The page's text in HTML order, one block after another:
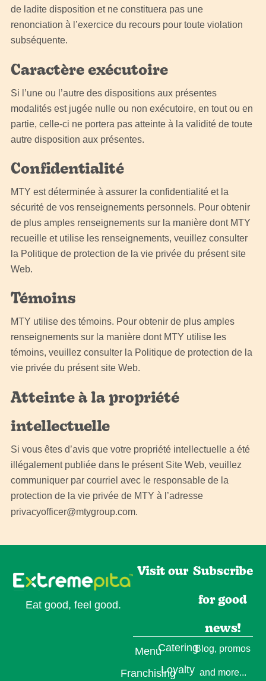
de ladite disposition et ne constituera pas une
renonciation à l’exercice du recours pour toute violation
subséquente.
Caractère exécutoire
Si l’une ou l’autre des dispositions aux présentes
modalités est jugée nulle ou non exécutoire, en tout ou en
partie, celle-ci ne portera pas atteinte à la validité de toute
autre disposition aux présentes.
Confidentialité
MTY est déterminée à assurer la confidentialité et la
sécurité de vos renseignements personnels. Pour obtenir
de plus amples renseignements sur la manière dont MTY
recueille et utilise les renseignements, veuillez consulter
la Politique de protection de la vie privée du présent site
Web.
Témoins
MTY utilise des témoins. Pour obtenir de plus amples
renseignements sur la manière dont MTY utilise les
témoins, veuillez consulter la Politique de protection de la
vie privée du présent site Web.
Atteinte à la propriété
intellectuelle
Si vous êtes d’avis que votre propriété intellectuelle a été
illégalement publiée dans le présent Site Web, veuillez
communiquer par courriel avec le responsable de la
protection de la vie privée de MTY à l’adresse
privacyofficer@mtygroup.com.
Eat good, feel good.
Visit our Subscribe
for good
news!
Menu
Franchising
Catering
Loyalty
Blog, promos
and more...